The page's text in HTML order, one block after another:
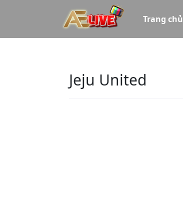
Trang chủ
Jeju United